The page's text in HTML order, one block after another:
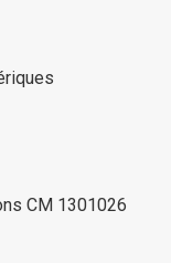
CM 1301026